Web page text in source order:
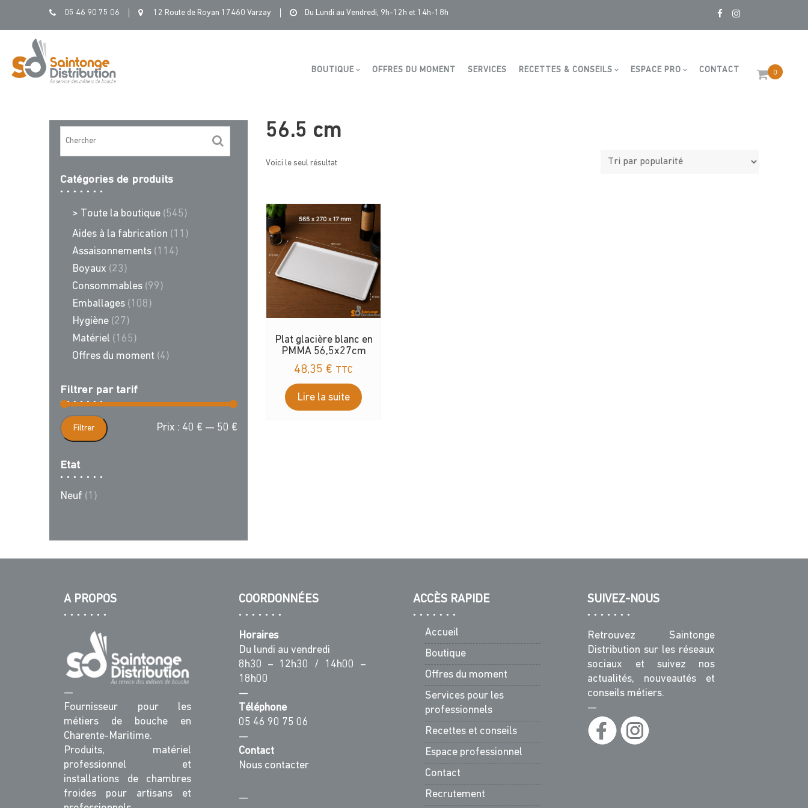
05 46 90 75 06 12 Route de Royan 17460 Varzay Du Lundi au Vendredi, 9h-12h et 14h-18h
0
BOUTIQUE OFFRES DU MOMENT SERVICES RECETTES & CONSEILS ESPACE PRO CONTACT
Boutique
56.5 cm
Voici le seul résultat
Plat glacière blanc en
PMMA 56,5x27cm
48,35 € TTC
Lire la suite
Catégories de produits
> Toute la boutique (545)
Aides à la fabrication (11)
Assaisonnements (114)
Boyaux (23)
Consommables (99)
Emballages (108)
Hygiène (27)
Matériel (165)
Offres du moment (4)
Filtrer par tarif
Prix
Prix
Filtrer Prix : 40 € — 50 €
Etat
Neuf (1)
A PROPOS
—
Fournisseur pour les
métiers de bouche en
Charente-Maritime.
Produits, matériel
professionnel et
installations de chambres
froides pour artisans et
COORDONNÉES
Horaires
Du lundi au vendredi
8h30 – 12h30 / 14h00 –
18h00
—
Téléphone
05 46 90 75 06
—
Contact
Nous contacter
—
ACCÈS RAPIDE
Accueil
Boutique
Offres du moment
Services pour les
professionnels
Recettes et conseils
Espace professionnel
Contact
Recrutement
SUIVEZ-NOUS
Retrouvez Saintonge
Distribution sur les réseaux
sociaux et suivez nos
actualités, nouveautés et
conseils métiers.
—